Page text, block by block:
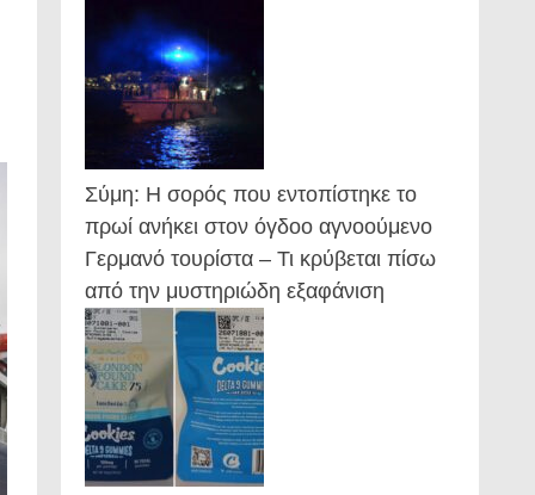
Σύμη: Η σορός που εντοπίστηκε το
πρωί ανήκει στον όγδοο αγνοούμενο
Γερμανό τουρίστα – Τι κρύβεται πίσω
από την μυστηριώδη εξαφάνιση